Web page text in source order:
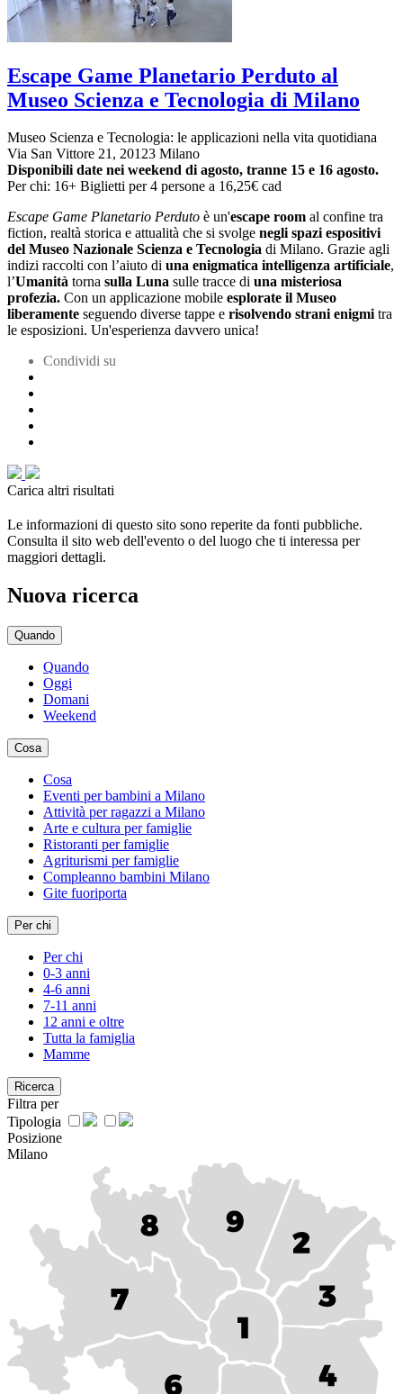
Escape Game Planetario Perduto al
Museo Scienza e Tecnologia di Milano
Museo Scienza e Tecnologia: le applicazioni nella vita quotidiana
Via San Vittore 21, 20123 Milano
Disponibili date nei weekend di agosto, tranne 15 e 16 agosto.
Per chi: 16+ Biglietti per 4 persone a 16,25€ cad
Escape Game Planetario Perduto è un'escape room al confine tra
fiction, realtà storica e attualità che si svolge negli spazi espositivi
del Museo Nazionale Scienza e Tecnologia di Milano. Grazie agli
indizi raccolti con l’aiuto di una enigmatica intelligenza artificiale,
l’Umanità torna sulla Luna sulle tracce di una misteriosa
profezia. Con un applicazione mobile esplorate il Museo
liberamente seguendo diverse tappe e risolvendo strani enigmitra
le esposizioni. Un'esperienza davvero unica!
Condividi su
Carica altri risultati
Le informazioni di questo sito sono reperite da fonti pubbliche.
Consulta il sito web dell'evento o del luogo che ti interessa per
maggiori dettagli.
Nuova ricerca
Quando
Quando
Oggi
Domani
Weekend
Cosa
Cosa
Eventi per bambini a Milano
Attività per ragazzi a Milano
Arte e cultura per famiglie
Ristoranti per famiglie
Agriturismi per famiglie
Compleanno bambini Milano
Gite fuoriporta
Per chi
Per chi
0-3 anni
4-6 anni
7-11 anni
12 anni e oltre
Tutta la famiglia
Mamme
Ricerca
Filtra per
Tipologia
Posizione
Milano